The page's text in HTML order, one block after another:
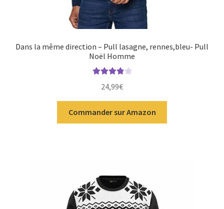
Dans la même direction – Pull lasagne, rennes,bleu- Pull
Noël Homme
sur 5
24,99€
Commander sur Amazon